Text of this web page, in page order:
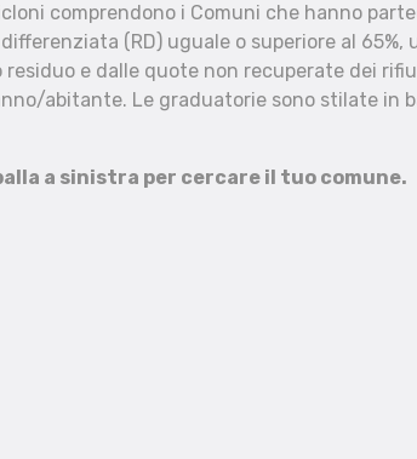
comprendono i Comuni che hanno
(RD) uguale o superiore al
residuo e dalle quote non recuperate dei
abitante. Le graduatorie sono stilate in
a sinistra per cercare il tuo comune.